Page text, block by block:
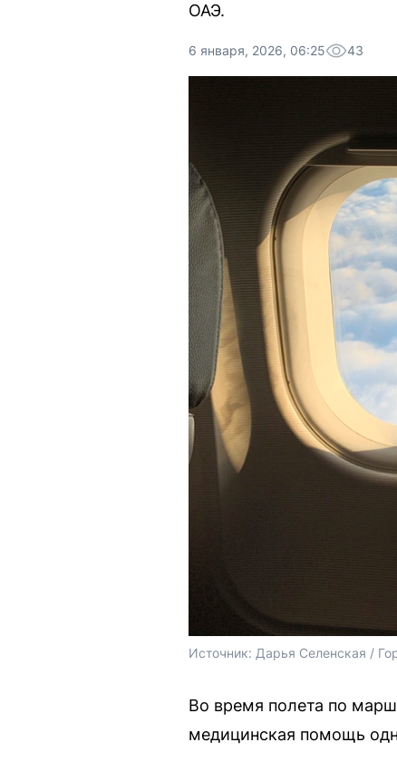
ОАЭ.
6 января, 2026, 06:25 43
Источник: Дарья Селенская /
Во время полета по
медицинская помощь